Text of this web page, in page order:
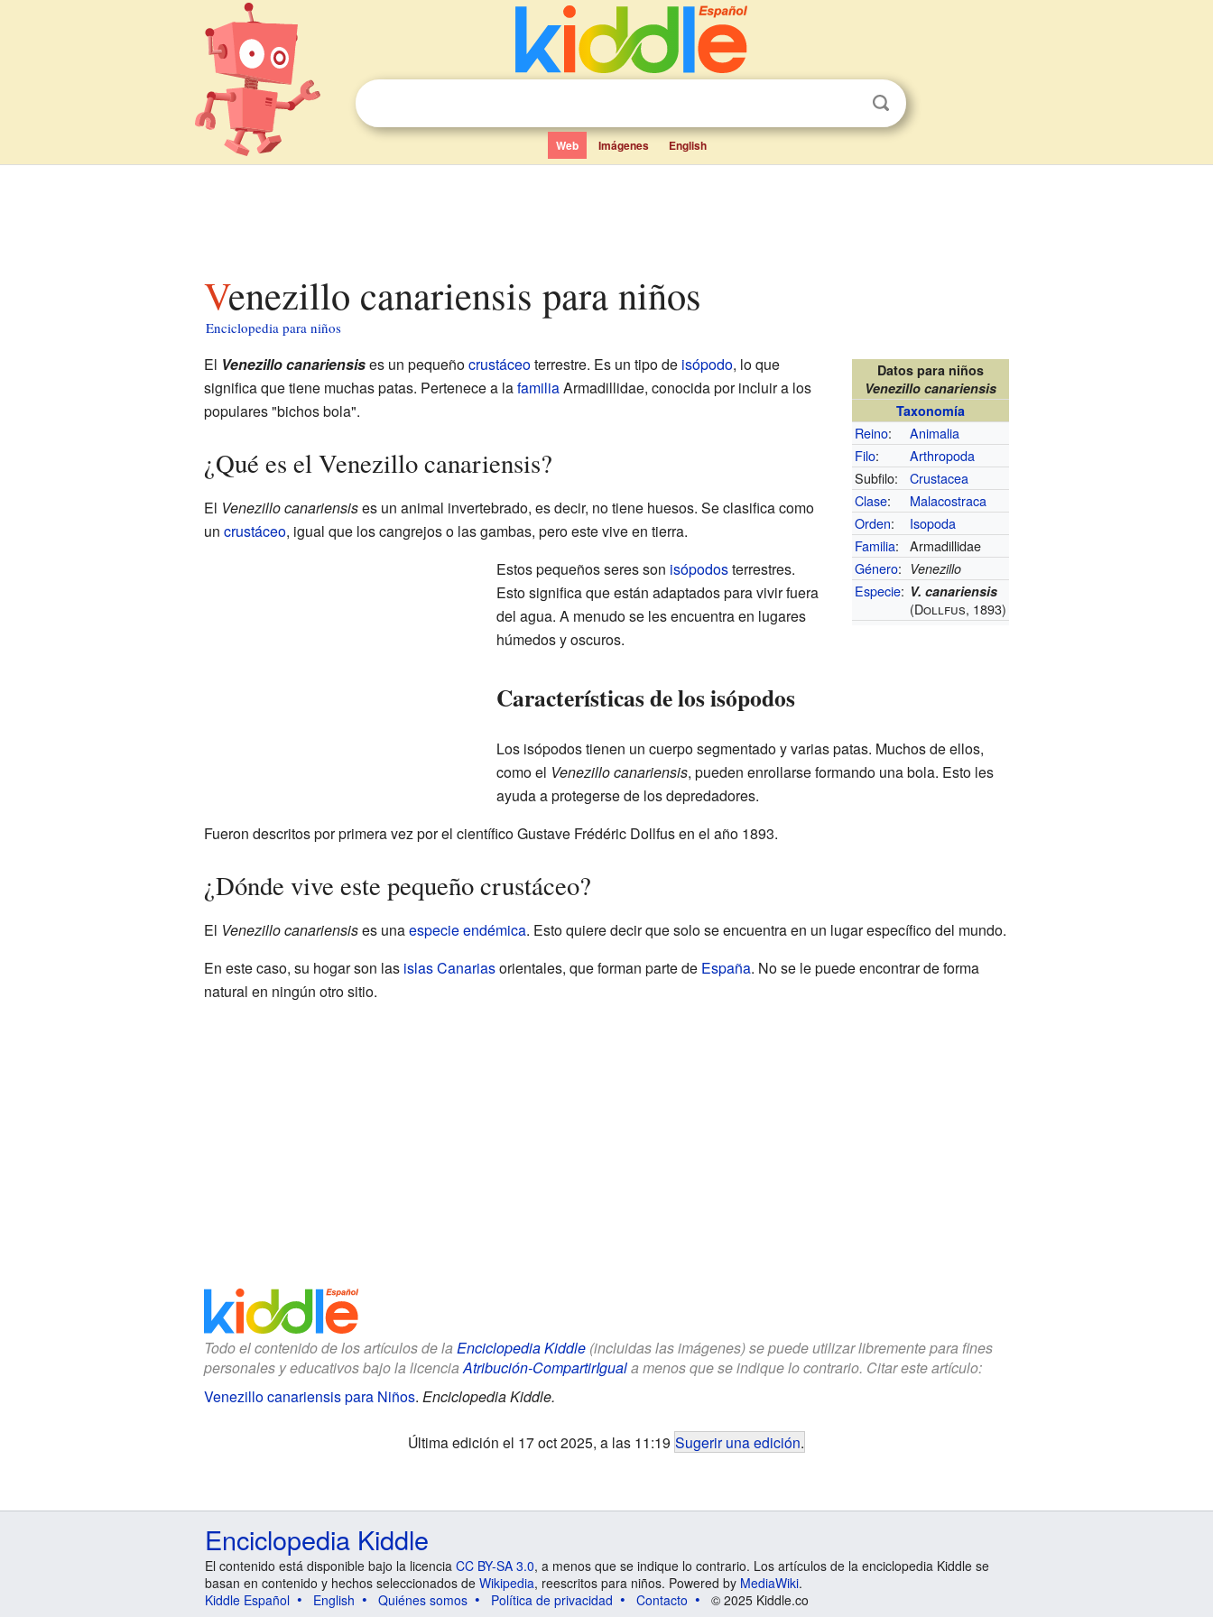
Web Imágenes English
Venezillo canariensis para niños
Enciclopedia para niños
Datos para niños
Venezillo canariensis
Taxonomía
Reino:
Animalia
Filo:
Arthropoda
Subfilo:
Crustacea
Clase:
Malacostraca
Orden:
Isopoda
Familia:
Armadillidae
Género: Venezillo
Especie: V. canariensis
(Dollfus, 1893)
El Venezillo canariensises un pequeñocrustáceoterrestre. Es un tipo de isópodo, lo que
significa que tiene muchas patas. Pertenece a lafamiliaArmadillidae, conocida por incluir a los
populares "bichos bola".
¿Qué es el Venezillo canariensis?
El Venezillo canariensises un animal invertebrado, es decir, no tiene huesos. Se clasifica como
un crustáceo, igual que los cangrejos o las gambas, pero este vive en tierra.
Estos pequeños seres son isópodosterrestres.
Esto significa que están adaptados para vivir fuera
del agua. A menudo se les encuentra en lugares
húmedos y oscuros.
Características de los isópodos
Los isópodos tienen un cuerpo segmentado y varias patas. Muchos de ellos,
como el Venezillo canariensis, pueden enrollarse formando una bola. Esto les
ayuda a protegerse de los depredadores.
Fueron descritos por primera vez por el científico Gustave Frédéric Dollfus en el año 1893.
¿Dónde vive este pequeño crustáceo?
El Venezillo canariensises unaespecie endémica. Esto quiere decir que solo se encuentra en un lugar específico del mundo.
En este caso, su hogar son las islas Canariasorientales, que forman parte de España. No se le puede encontrar de forma
natural en ningún otro sitio.
Todo el contenido de los artículos de la Enciclopedia Kiddle(incluidas las imágenes) se puede utilizar libremente para fines
personales y educativos bajo la licenciaAtribución-CompartirIguala menos que se indique lo contrario. Citar este artículo:
Venezillo canariensis para Niños. Enciclopedia Kiddle.
Última edición el 17 oct 2025, a las 11:19 Sugerir una edición.
Enciclopedia Kiddle
El contenido está disponible bajo la licencia CC BY-SA 3.0, a menos que se indique lo contrario. Los artículos de la enciclopedia Kiddle se
basan en contenido y hechos seleccionados de Wikipedia, reescritos para niños. Powered by MediaWiki.
Kiddle Español
English Quiénes somos Política de privacidad Contacto © 2025 Kiddle.co